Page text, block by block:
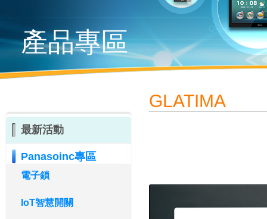
產品專區
最新活動
Panasoinc專區
電子鎖
IoT智慧開關
GLATIMA